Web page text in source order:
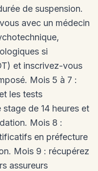
de suspension.
avec un médecin
si
et inscrivez-vous
Mois 5 à 7 :
les tests
de 14 heures et
Mois 8 :
en préfecture
Mois 9 : récupérez
assureurs